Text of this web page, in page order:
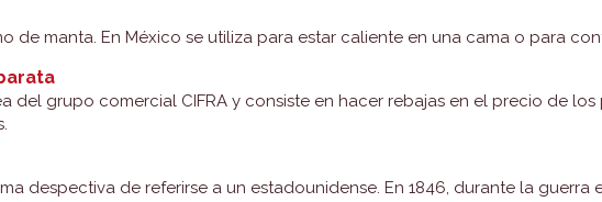
de manta. En México se utiliza para estar caliente en una cama o para
del grupo comercial CIFRA y consiste en hacer rebajas en el precio de
despectiva de referirse a un estadounidense. En 1846, durante la guerra